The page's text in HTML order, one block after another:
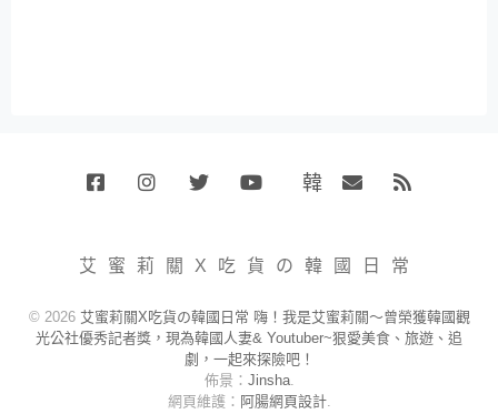
韓
小
賣
艾蜜莉關X吃貨の韓國日常
© 2026 艾蜜莉關X吃貨の韓國日常 嗨！我是艾蜜莉關～曾榮獲韓國觀
光公社優秀記者獎，現為韓國人妻& Youtuber~狠愛美食、旅遊、追
劇，一起來探險吧！
佈景： Jinsha.
網頁維護： 阿腸網頁設計.